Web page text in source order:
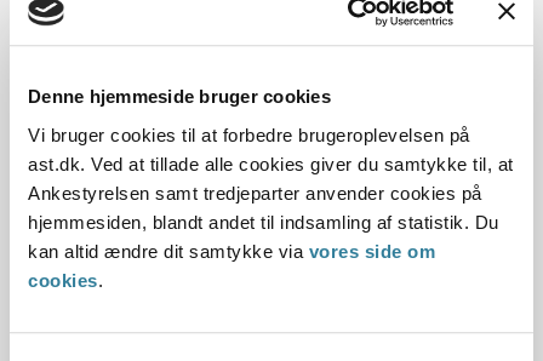
Denne hjemmeside bruger cookies
Vi bruger cookies til at forbedre brugeroplevelsen på
ast.dk. Ved at tillade alle cookies giver du samtykke til, at
Ankestyrelsen samt tredjeparter anvender cookies på
hjemmesiden, blandt andet til indsamling af statistik. Du
kan altid ændre dit samtykke via vores side om
cookies.
samtlige sager ikke i tilstrækkelig grad begrundet, hvorfor
afgørelsen har fået et bestemt resultat.
Kommunerne er gode til at partshøre borgeren. I alle 385
sager er borgeren blevet partshørt. Endelig er der kun én
sag, hvor der i afgørelsen ses at være udøvet skøn under
regel.
De ikke påklagede sager ville i højere
omgjort